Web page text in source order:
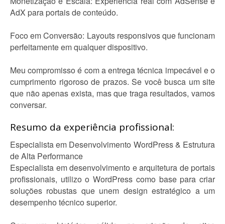
AdX para portais de conteúdo.
Foco em Conversão: Layouts responsivos que funcionam
perfeitamente em qualquer dispositivo.
Meu compromisso é com a entrega técnica impecável e o
cumprimento rigoroso de prazos. Se você busca um site
que não apenas exista, mas que traga resultados, vamos
conversar.
Resumo da experiência profissional:
Especialista em Desenvolvimento WordPress & Estrutura
de Alta Performance
Especialista em desenvolvimento e arquitetura de portais
profissionais, utilizo o WordPress como base para criar
soluções robustas que unem design estratégico a um
desempenho técnico superior.